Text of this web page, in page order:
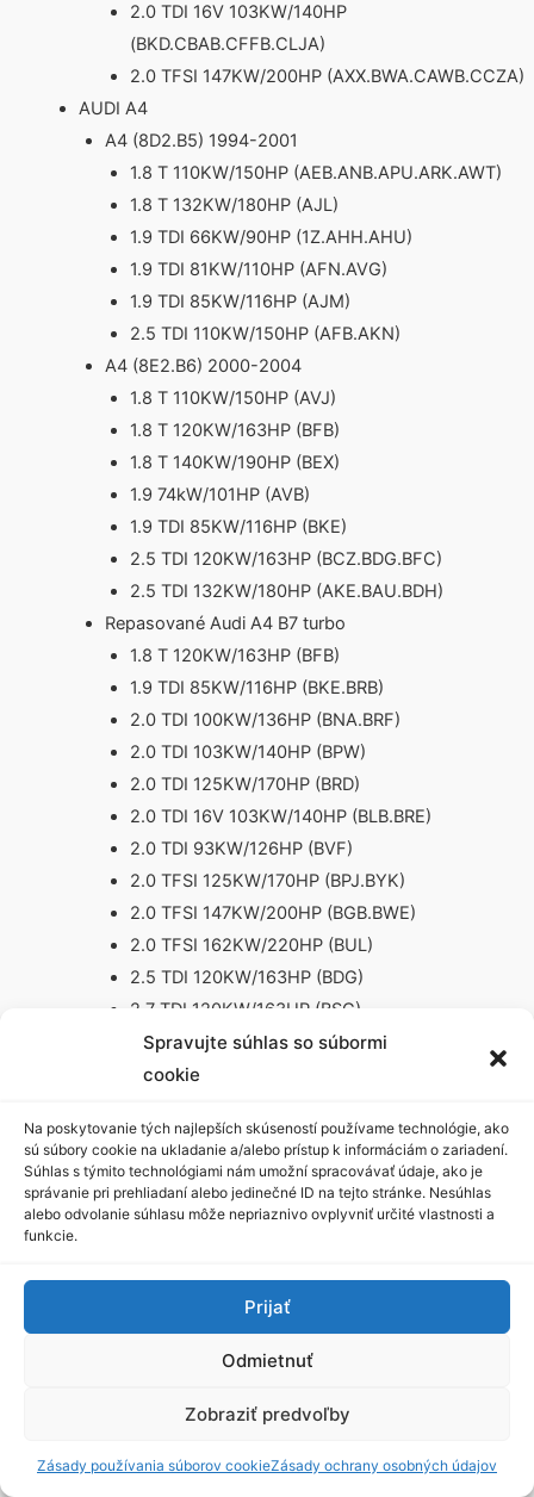
Spravujte súhlas so súbormi
cookie
Na poskytovanie tých najlepších skúseností používame technológie, ako
sú súbory cookie na ukladanie a/alebo prístup k informáciám o zariadení.
Súhlas s týmito technológiami nám umožní spracovávať údaje, ako je
správanie pri prehliadaní alebo jedinečné ID na tejto stránke. Nesúhlas
alebo odvolanie súhlasu môže nepriaznivo ovplyvniť určité vlastnosti a
funkcie.
Prijať
Odmietnuť
Zobraziť predvoľby
Zásady používania súborov cookieZásady ochrany osobných údajov
2.0 TDI 16V 103KW/140HP
(BKD.CBAB.CFFB.CLJA)
2.0 TFSI 147KW/200HP (AXX.BWA.CAWB.CCZA)
AUDI A4
A4 (8D2.B5) 1994-2001
1.8 T 110KW/150HP (AEB.ANB.APU.ARK.AWT)
1.8 T 132KW/180HP (AJL)
1.9 TDI 66KW/90HP (1Z.AHH.AHU)
1.9 TDI 81KW/110HP (AFN.AVG)
1.9 TDI 85KW/116HP (AJM)
2.5 TDI 110KW/150HP (AFB.AKN)
A4 (8E2.B6) 2000-2004
1.8 T 110KW/150HP (AVJ)
1.8 T 120KW/163HP (BFB)
1.8 T 140KW/190HP (BEX)
1.9 74kW/101HP (AVB)
1.9 TDI 85KW/116HP (BKE)
2.5 TDI 120KW/163HP (BCZ.BDG.BFC)
2.5 TDI 132KW/180HP (AKE.BAU.BDH)
Repasované Audi A4 B7 turbo
1.8 T 120KW/163HP (BFB)
1.9 TDI 85KW/116HP (BKE.BRB)
2.0 TDI 100KW/136HP (BNA.BRF)
2.0 TDI 103KW/140HP (BPW)
2.0 TDI 125KW/170HP (BRD)
2.0 TDI 16V 103KW/140HP (BLB.BRE)
2.0 TDI 93KW/126HP (BVF)
2.0 TFSI 125KW/170HP (BPJ.BYK)
2.0 TFSI 147KW/200HP (BGB.BWE)
2.0 TFSI 162KW/220HP (BUL)
2.5 TDI 120KW/163HP (BDG)
2.7 TDI 120KW/163HP (BSG)
2.7 TDI 132KW/180HP (BPP)
3.0 TDI 150KW/204HP (BKN)
A4 (8K2.B8) 2007-DOTERAZ
1.8 TFSI 118KW/160HP (CABB.CDHB)
1.8 TFSI 125KW/170HP (CJEB)
2.0 TDI 105KW/143HP
(CAGA.CJCA.CMEA.CMFA)
2.0 TDI 110KW/150HP (CJCD.CMFB)
2.0 TDI 125KW/170HP (CAHA)
2.0 TDI 88KW/120HP (CAGC.CJCC)